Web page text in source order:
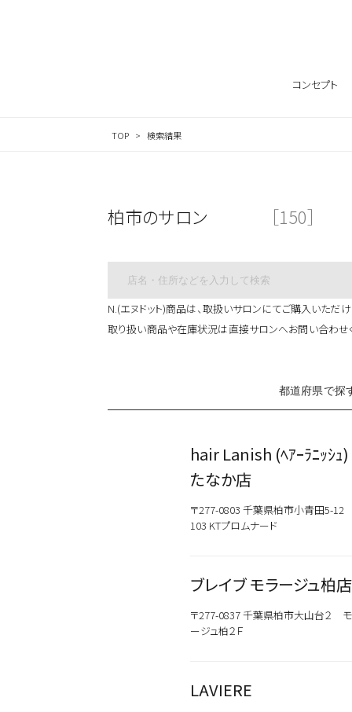
コンセプト
TOP 検索結果
柏市のサロン ［150］
N.(エヌドット)商品は、取扱いサロンにてご購入いただけ
取り扱い商品や在庫状況は直接サロンへお問い合わせ
都道府県で探
hair Lanish (ﾍｱｰﾗﾆｯｼｭ)
たなか店
〒277-0803 千葉県柏市小青田5-
103 KTプロムナード
ブレイブ モラージュ柏店
〒277-0837 千葉県柏市大山台２
ージュ柏２Ｆ
LAVIERE